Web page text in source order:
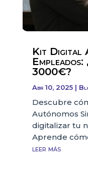
Kit Digital
3000€?
Abr 10, 2025|
Descubre
Autónomos
digitalizar tu
Aprende
leer más